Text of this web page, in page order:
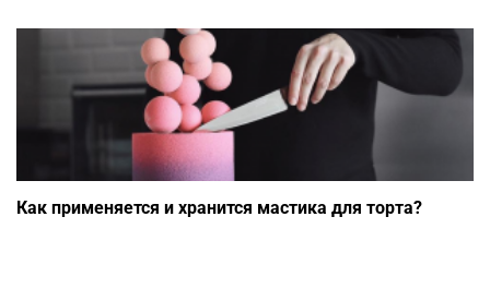
Как применяется и хранится мастика для торта?